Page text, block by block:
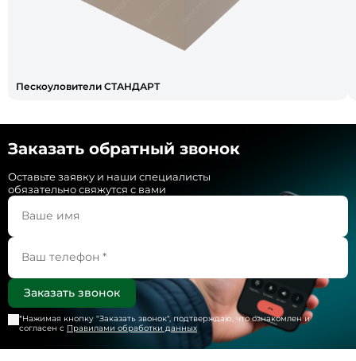
Пескоуловители СТАНДАРТ
Заказать обратный звонок
Оставьте заявку и наши специалисты
обязательно свяжутся с вами
*Нажимая кнопку "Заказать звонок", подтверждаю, что ознакомлен и
согласен с Правилами обработки данных